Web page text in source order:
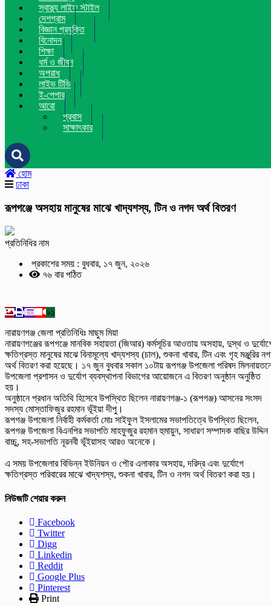
স্বাস্থ্য লাইফ স্টাইল
দেশগ্রাম
বিজ্ঞান প্রযুক্তি
বিনোদন
শিক্ষা
ধর্ম ও জীবন
অপরাধ
লাইভ টিভি
ই-পেপার
আরো
প্রবাস
সাক্ষাৎকার
হোম
ঢাকা
রূপগঞ্জে অসহায় মানুষের মাঝে খাদ্যশস্য, টিন ও নগদ অর্থ বিতরণ
প্রতিনিধির নাম
প্রকাশের সময় : বুধবার, ১৭ জুন, ২০২৬
৭৬ বার পঠিত
৯১
‎নারায়ণগঞ্জ জেলা প্রতিনিধিঃ মাছুম মিয়া
‎নারায়ণগঞ্জের রূপগঞ্জে মানবিক সহায়তা (জিআর) কর্মসূচির আওতায় অসহায়, দুস্থ ও
ক্ষতিগ্রস্ত মানুষের মাঝে বিনামূল্যে খাদ্যশস্য (চাল), শুকনা খাবার, টিন এবং গৃহ মঞ্জুরির
অর্থ বিতরণ করা হয়েছে। ১৭ জুন বুধবার সকাল ১০টায় রূপগঞ্জ উপজেলা পরিষদ
উপজেলা প্রশাসন ও দুর্যোগ ব্যবস্থাপনা বিভাগের আয়োজনে এ বিতরণ অনুষ্ঠান অনুষ্ঠিত
হয়।
‎অনুষ্ঠানে প্রধান অতিথি হিসেবে উপস্থিত ছিলেন নারায়ণগঞ্জ-১ (রূপগঞ্জ) আসনের সংসদ
সদস্য মোস্তাফিজুর রহমান ভূঁইয়া দীপু।
‎রূপগঞ্জ উপজেলা নির্বাহী কর্মকর্তা মোঃ সাইফুল ইসলামের সভাপতিত্বে উপস্থিত ছিলেন,
রূপগঞ্জ উপজেলা বিএনপির সভাপতি মাহফুজুর রহমান হুমায়ুন, সাধারণ সম্পাদক বাছির উদ্দিন
বাচ্চু, সহ-সভাপতি নূরনবী ভূঁইয়াসহ আরও অনেকে।
‎এ সময় উপজেলার বিভিন্ন ইউনিয়ন ও পৌর এলাকার অসহায়, দরিদ্র এবং দুর্যোগে
ক্ষতিগ্রস্ত পরিবারের মাঝে খাদ্যশস্য, শুকনা খাবার, টিন ও নগদ অর্থ বিতরণ করা হয়।
নিউজটি শেয়ার করুন
Facebook
Twitter
Digg
Linkedin
Reddit
Google Plus
Pinterest
Print